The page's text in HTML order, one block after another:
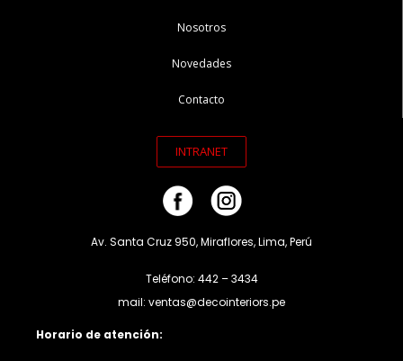
Nosotros
Novedades
Contacto
INTRANET
Av. Santa Cruz 950, Miraflores, Lima, Perú
Teléfono: 442 – 3434
mail: ventas@decointeriors.pe
Horario de atención: